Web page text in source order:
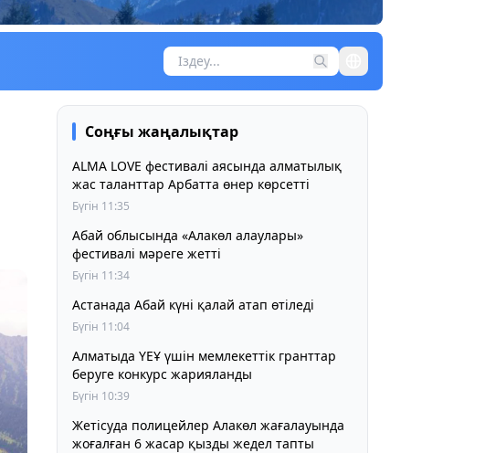
Соңғы жаңалықтар
ALMA LOVE фестивалі аясында алматылық
жас таланттар Арбатта өнер көрсетті
Бүгін 11:35
Абай облысында «Алакөл алаулары»
фестивалі мәреге жетті
Бүгін 11:34
Астанада Абай күні қалай атап өтіледі
Бүгін 11:04
Алматыда ҮЕҰ үшін мемлекеттік гранттар
беруге конкурс жарияланды
Бүгін 10:39
Жетісуда полицейлер Алакөл жағалауында
жоғалған 6 жасар қызды жедел тапты